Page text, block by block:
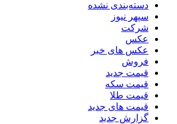
دسته‌بندی نشده
سپهر نیوز
شرکت
عکس
عکس های خبر
فروش
قیمت جدید
قیمت سکه
قیمت طلا
قیمت های جدید
گزارش جدید